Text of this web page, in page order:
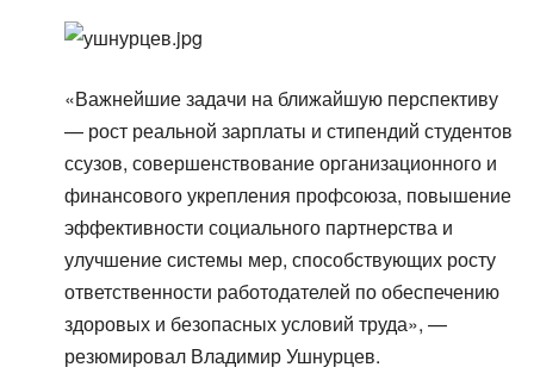
«Важнейшие задачи на ближайшую перспективу
— рост реальной зарплаты и стипендий студентов
ссузов, совершенствование организационного и
финансового укрепления профсоюза, повышение
эффективности социального партнерства и
улучшение системы мер, способствующих росту
ответственности работодателей по обеспечению
здоровых и безопасных условий труда», —
резюмировал Владимир Ушнурцев.